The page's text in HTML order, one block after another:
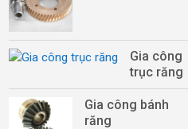
Gia công
trục răng
Gia công bánh
răng